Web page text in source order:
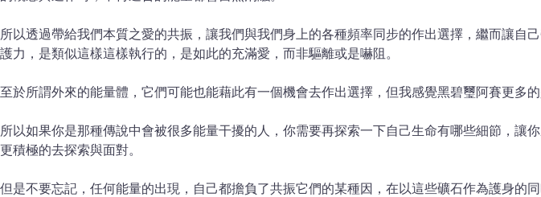
所以透過帶給我們本質之愛的共振，讓我們與我們身上的各種頻率同步的作出選擇，繼而讓
護力，是類似這樣這樣執行的，是如此的充滿愛，而非驅離或是嚇阻。
至於所謂外來的能量體，它們可能也能藉此有一個機會去作出選擇，但我感覺黑碧璽阿賽更多
所以如果你是那種傳說中會被很多能量干擾的人，你需要再探索一下自己生命有哪些細節，
更積極的去探索與面對。
但是不要忘記，任何能量的出現，自己都擔負了共振它們的某種因，在以這些礦石作為護身的